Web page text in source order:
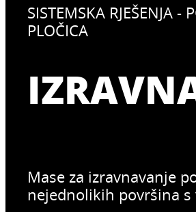
SISTEMSKA RJEŠENJA -
PLOČICA
Mase za izravnavanje
nejednolikih površina